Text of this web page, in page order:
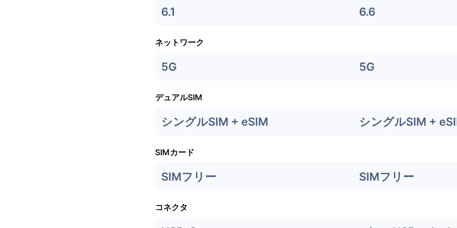
6.1 6.6
ネットワーク
5G 5G
デュアルSIM
シングルSIM + eSIM シングルSIM +
SIMカード
SIMフリー SIMフリー
コネクタ